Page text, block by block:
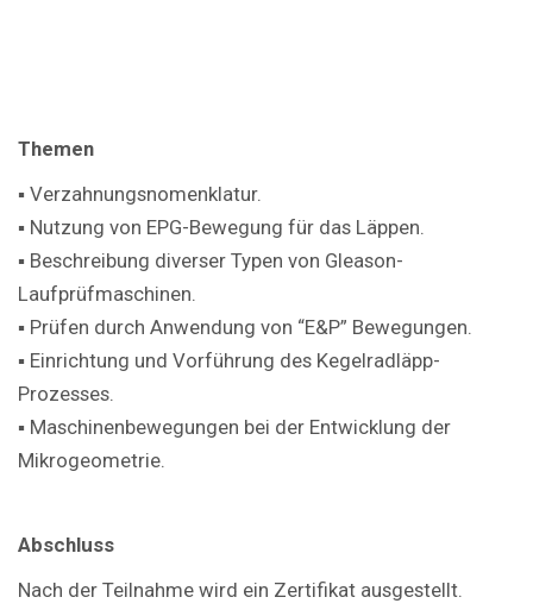
Themen
▪ Verzahnungsnomenklatur.
▪ Nutzung von EPG-Bewegung für das Läppen.
▪ Beschreibung diverser Typen von Gleason-
Laufprüfmaschinen.
▪ Prüfen durch Anwendung von “E&P” Bewegungen.
▪ Einrichtung und Vorführung des Kegelradläpp-
Prozesses.
▪ Maschinenbewegungen bei der Entwicklung der
Mikrogeometrie.
Abschluss
Nach der Teilnahme wird ein Zertifikat ausgestellt.